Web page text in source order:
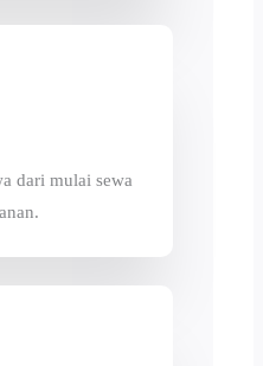
dari mulai sewa